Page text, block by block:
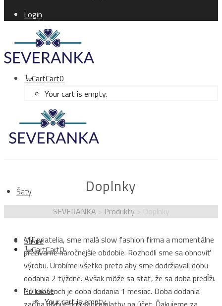
Login
CartCart0
Your cart is empty.
Šaty
Sukne
Nohavice
CartCart0
Your cart is empty.
Doplnky
SEVERANKA Produkty Doplnky
Milí priatelia, sme malá slow fashion firma a momentálne
prežívame náročnejšie obdobie. Rozhodli sme sa obnoviť
výrobu. Urobíme všetko preto aby sme dodržiavali dobu
dodania 2 týždne. Avšak môže sa stať, že sa doba predĺži.
Pri kabátoch je doba dodania 1 mesiac. Doba dodania